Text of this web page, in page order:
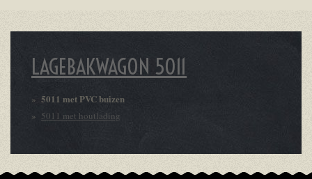
LAGEBAKWAGON 5011
5011 met PVC buizen
5011 met houtlading